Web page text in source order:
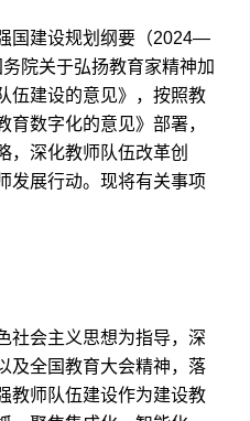
建设规划纲要（2024—
院关于弘扬教育家精神加
伍建设的意见》，按照教
育数字化的意见》部署，
，深化教师队伍改革创
发展行动。现将有关事项
会主义思想为指导，深
及全国教育大会精神，落
教师队伍建设作为建设教